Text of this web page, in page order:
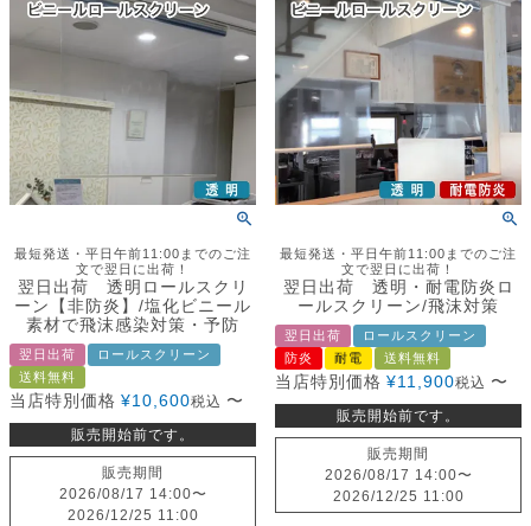
最短発送・平日午前11:00までのご注
文で翌日に出荷！
翌日出荷 透明ロールスクリ
ーン【非防炎】/塩化ビニール
素材で飛沫感染対策・予防
翌日出荷
ロールスクリーン
送料無料
当店特別価格 ¥10,600税込 〜
販売開始前です。
販売期間
2026/08/17 14:00〜
2026/12/25 11:00
最短発送・平日午前11:00までのご注
文で翌日に出荷！
翌日出荷 透明・耐電防炎ロ
ールスクリーン/飛沫対策
翌日出荷
ロールスクリーン
防炎
耐電 送料無料
当店特別価格 ¥11,900税込 〜
販売開始前です。
販売期間
2026/08/17 14:00〜
2026/12/25 11:00